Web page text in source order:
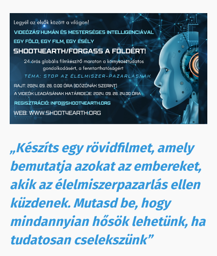
„Készíts egy rövidfilmet, amely
bemutatja azokat az embereket,
akik az élelmiszerpazarlás ellen
küzdenek. Mutasd be, hogy
mindannyian hősök lehetünk, ha
tudatosan cselekszünk”